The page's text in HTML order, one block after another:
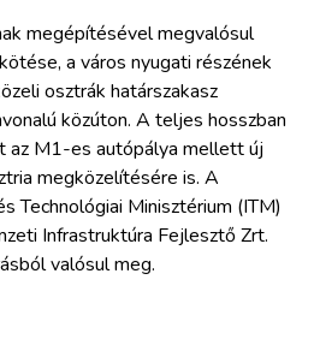
megépítésével megvalósul
a város nyugati részének
osztrák határszakasz
közúton. A teljes hosszban
M1-es autópálya mellett új
megközelítésére is. A
Technológiai Minisztérium (ITM)
Infrastruktúra Fejlesztő Zrt.
valósul meg.